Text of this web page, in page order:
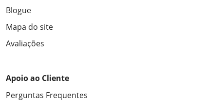
Blogue
Mapa do site
Avaliações
Apoio ao Cliente
Perguntas Frequentes